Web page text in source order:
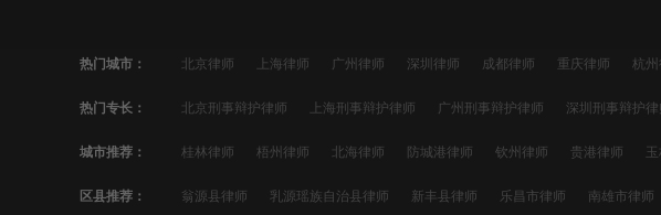
热门城市： 北京律师 上海律师 广州律师 深圳律师 成都律师 重庆律师 杭州
热门专长： 北京刑事辩护律师 上海刑事辩护律师 广州刑事辩护律师 深圳刑事辩护律
贵阳刑事辩护律师
南宁刑事辩护律师 石家庄刑事辩护律师 太原刑事辩
城市推荐： 桂林律师 梧州律师 北海律师 防城港律师 钦州律师 贵港律师
区县推荐： 翁源县律师 乳源瑶族自治县律师 新丰县律师 乐昌市律师 南雄市律师